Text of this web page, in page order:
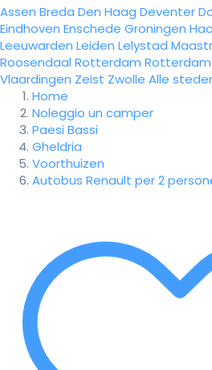
Assen Breda Den Haag Deventer
Eindhoven Enschede Groningen
Leeuwarden Leiden Lelystad
Roosendaal Rotterdam Rotterdam
Vlaardingen Zeist Zwolle Alle
Home
Noleggio un camper
Paesi Bassi
Gheldria
Voorthuizen
Autobus Renault per 2